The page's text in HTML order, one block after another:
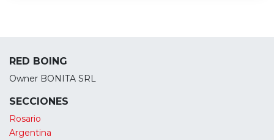
RED BOING
Owner BONITA SRL
SECCIONES
Rosario
Argentina